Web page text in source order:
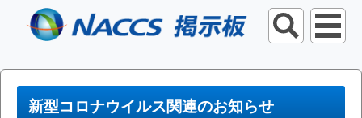
新型コロナウイルス関連のお知らせ